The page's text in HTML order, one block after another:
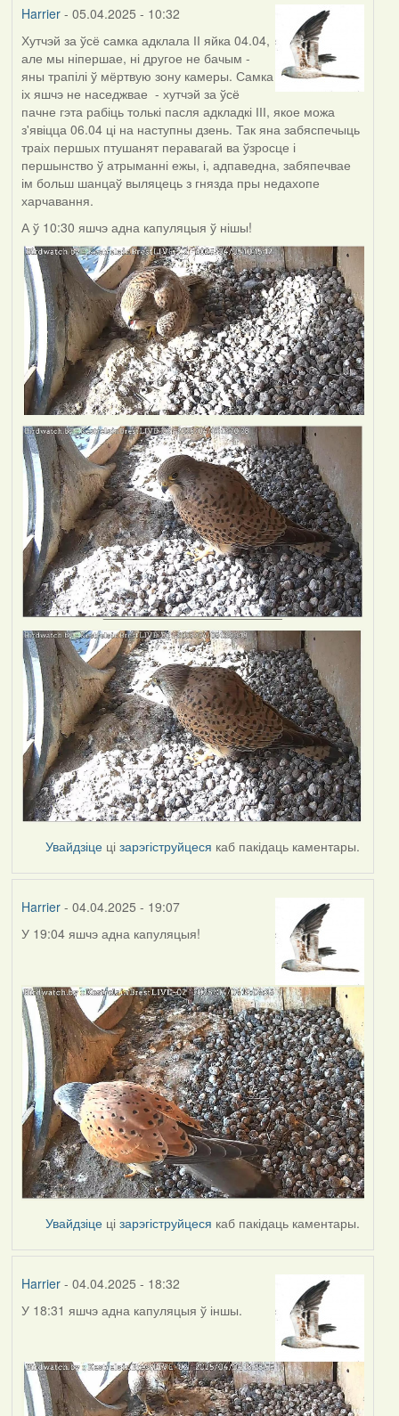
Harrier- 05.04.2025 - 10:32
Хутчэй за ўсё самка адклала ІІ яйка 04.04,
але мы ніпершае, ні другое не бачым -
яны трапілі ў мёртвую зону камеры. Самка
іх яшчэ не наседжвае - хутчэй за ўсё
пачне гэта рабіць толькі пасля адкладкі ІІІ, якое можа
з'явіцца 06.04 ці на наступны дзень. Так яна забяспечыць
траіх першых птушанят перавагай ва ўзросце і
першынство ў атрыманні ежы, і, адпаведна, забяпечвае
ім больш шанцаў выляцець з гнязда пры недахопе
харчавання.
А ў 10:30 яшчэ адна капуляцыя ў нішы!
Увайдзіце цізарэгіструйцеся каб пакідаць каментары.
Harrier- 04.04.2025 - 19:07
У 19:04 яшчэ адна капуляцыя!
Увайдзіце цізарэгіструйцеся каб пакідаць каментары.
Harrier- 04.04.2025 - 18:32
У 18:31 яшчэ адна капуляцыя ў іншы.